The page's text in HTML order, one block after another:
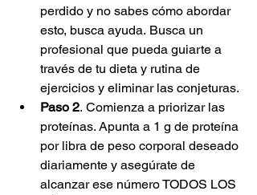
perdido y no sabes cómo abordar
esto, busca ayuda. Busca un
profesional que pueda guiarte a
través de tu dieta y rutina de
ejercicios y eliminar las conjeturas.
Paso 2. Comienza a priorizar las
proteínas. Apunta a 1 g de proteína
por libra de peso corporal deseado
diariamente y asegúrate de
alcanzar ese número TODOS LOS